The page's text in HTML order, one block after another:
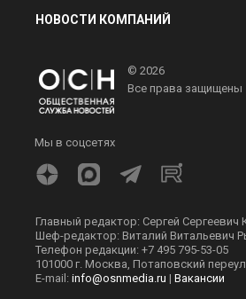
НОВОСТИ КОМПАНИЙ
© 2026
Все права защищены
Мы в соцсетях
Главный редактор: Сергей Сергеевич
Шеф-редактор: Виталий Витальевич
Телефон редакции: +7 495 795-53-05
101000 г. Москва, Потаповский
E-mail: info@osnmedia.ru | Вакансии